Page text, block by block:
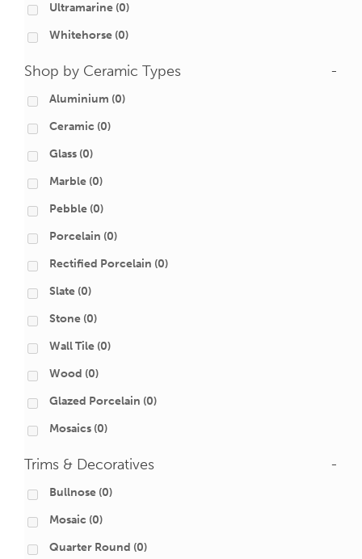
Ultramarine (0)
Whitehorse (0)
Shop by Ceramic Types -
Aluminium (0)
Ceramic (0)
Glass (0)
Marble (0)
Pebble (0)
Porcelain (0)
Rectified Porcelain (0)
Slate (0)
Stone (0)
Wall Tile (0)
Wood (0)
Glazed Porcelain (0)
Mosaics (0)
Trims & Decoratives -
Bullnose (0)
Mosaic (0)
Quarter Round (0)